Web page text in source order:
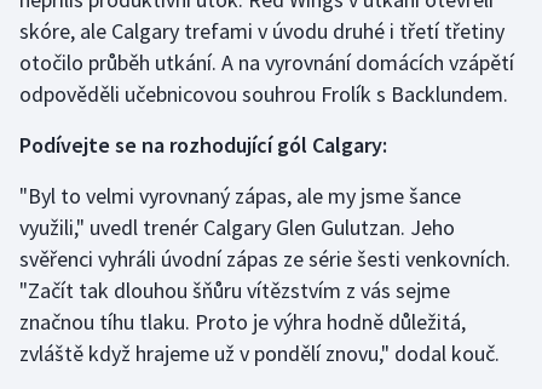
Házená
Jezdectví
Judo
Krasobruslení
Lezení
Lyže a snowboard
Moderní pětiboj
skóre, ale Calgary trefami v úvodu druhé i třetí třetiny
otočilo průběh utkání. A na vyrovnání domácích vzápětí
odpověděli učebnicovou souhrou Frolík s Backlundem.
Podívejte se na rozhodující gól Calgary:
"Byl to velmi vyrovnaný zápas, ale my jsme šance
využili," uvedl trenér Calgary Glen Gulutzan. Jeho
svěřenci vyhráli úvodní zápas ze série šesti venkovních.
"Začít tak dlouhou šňůru vítězstvím z vás sejme
značnou tíhu tlaku. Proto je výhra hodně důležitá,
zvláště když hrajeme už v pondělí znovu," dodal kouč.